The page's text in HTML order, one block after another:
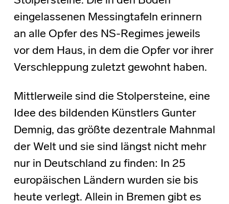
eingelassenen Messingtafeln erinnern
an alle Opfer des NS-Regimes jeweils
vor dem Haus, in dem die Opfer vor ihrer
Verschleppung zuletzt gewohnt haben.
Mittlerweile sind die Stolpersteine, eine
Idee des bildenden Künstlers Gunter
Demnig, das größte dezentrale Mahnmal
der Welt und sie sind längst nicht mehr
nur in Deutschland zu finden: In 25
europäischen Ländern wurden sie bis
heute verlegt. Allein in Bremen gibt es